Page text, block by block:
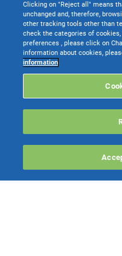
Clicking on "Reject all" means
unchanged and, therefore,
other tracking tools other than
check the categories of
preferences , please click on
information about cookies,
information